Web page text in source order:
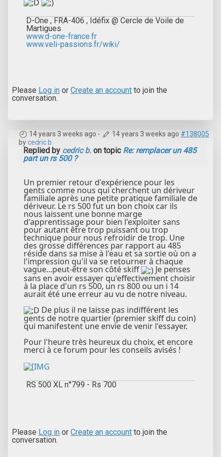
D-One , FRA-406 , Idéfix @ Cercle de Voile de
Martigues
www.d-one-france.fr
www.veli-passions.fr/wiki/
Please Log in or Create an account to join the
conversation.
14 years 3 weeks ago - 14 years 3 weeks ago #138005
bycedric b.
Replied by cedric b. on topic Re: remplacer un 485
part un rs 500 ?
Un premier retour d'expérience pour les
gents comme nous qui cherchent un dériveur
familiale après une petite pratique familiale de
dériveur. Le rs 500 fut un bon choix car ils
nous laissent une bonne marge
d'apprentissage pour bien l'exploiter sans
pour autant être trop puissant ou trop
technique pour nous refroidir de trop. Une
des grosse différences par rapport au 485
réside dans sa mise à l'eau et sa sortie où on a
l'impression qu'il va se retourner à chaque
vague...peut-être son côté skiff
Je penses
sans en avoir essayer qu'effectivement choisir
à la place d'un rs 500, un rs 800 ou un i 14
aurait été une erreur au vu de notre niveau.
De plus il ne laisse pas indifférent les
gents de notre quartier (premier skiff du coin)
qui manifestent une envie de venir l'essayer.
Pour l'heure très heureux du choix, et encore
merci à ce forum pour les conseils avisés !
RS 500 XL n°799 - Rs 700
Please Log in or Create an account to join the
conversation.